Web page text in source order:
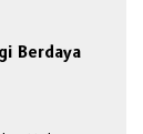
Berdaya